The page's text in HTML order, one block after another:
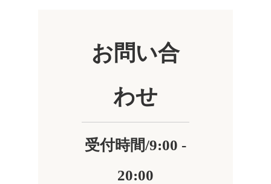
お問い合
わせ
受付時間/9:00 -
20:00